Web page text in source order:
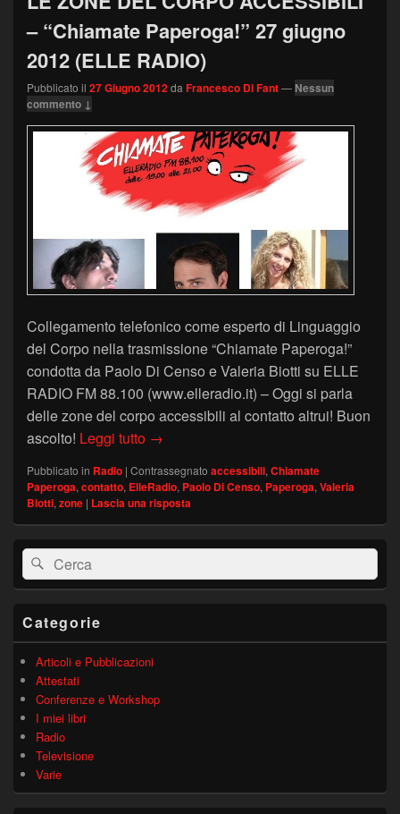
– “Chiamate Paperoga!” 27 giugno
2012 (ELLE RADIO)
Pubblicato il 27 Giugno 2012da Francesco Di Fant— Nessun
commento ↓
Collegamento telefonico come esperto di Linguaggio
del Corpo nella trasmissione “Chiamate Paperoga!”
condotta da Paolo Di Censo e Valeria Biotti su ELLE
RADIO FM 88.100 (www.elleradio.it) – Oggi si parla
delle zone del corpo accessibili al contatto altrui! Buon
ascolto! Leggi tutto LE ZONE DEL CORPO ACCESSIBILI
→
Pubblicato in Radio | Contrassegnato accessibili, Chiamate
Paperoga, contatto, ElleRadio, Paolo Di Censo, Paperoga, Valeria
Biotti, zone | Lascia una risposta
Area
widget
barra
laterale
Cerca: Cerca
Categorie
Articoli e Pubblicazioni
Attestati
Conferenze e Workshop
I miei libri
Radio
Televisione
Varie